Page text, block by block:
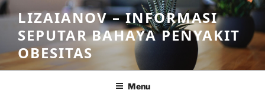
Skip
to
content
LIZAIANOV – INFORMASI
SEPUTAR BAHAYA PENYAKIT
OBESITAS
Menu